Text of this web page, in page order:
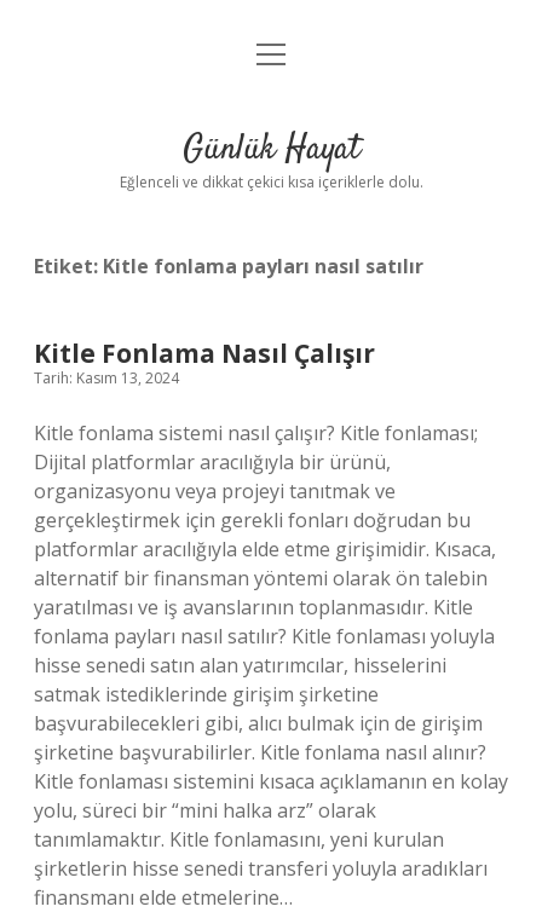
Anasayfa
Yasal Uyarı
menüyü
Günlük Hayat
Eğlenceli ve dikkat çekici kısa içeriklerle dolu.
Etiket: Kitle fonlama payları nasıl satılır
Kitle Fonlama Nasıl Çalışır
Tarih: Kasım 13, 2024
Kitle fonlama sistemi nasıl çalışır? Kitle fonlaması;
Dijital platformlar aracılığıyla bir ürünü,
organizasyonu veya projeyi tanıtmak ve
gerçekleştirmek için gerekli fonları doğrudan bu
platformlar aracılığıyla elde etme girişimidir. Kısaca,
alternatif bir finansman yöntemi olarak ön talebin
yaratılması ve iş avanslarının toplanmasıdır. Kitle
fonlama payları nasıl satılır? Kitle fonlaması yoluyla
hisse senedi satın alan yatırımcılar, hisselerini
satmak istediklerinde girişim şirketine
başvurabilecekleri gibi, alıcı bulmak için de girişim
şirketine başvurabilirler. Kitle fonlama nasıl alınır?
Kitle fonlaması sistemini kısaca açıklamanın en kolay
yolu, süreci bir “mini halka arz” olarak
tanımlamaktır. Kitle fonlamasını, yeni kurulan
şirketlerin hisse senedi transferi yoluyla aradıkları
finansmanı elde etmelerine…